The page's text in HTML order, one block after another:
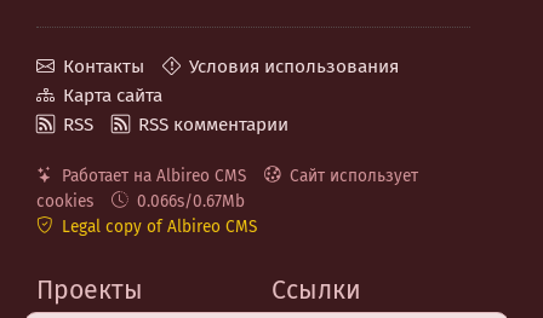
Контакты
Условия использования
Карта сайта
RSS
RSS комментарии
Работает на Albireo CMS
Сайт использует
cookies
0.066s/0.67Mb
Legal copy of Albireo CMS
Проекты Ссылки